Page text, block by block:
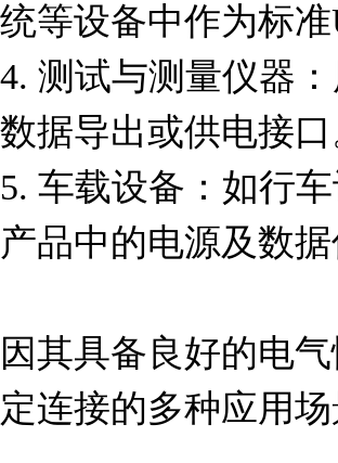
统等设备中作为标
4. 测试与测量仪器
数据导出或供电接口
5. 车载设备：如行
产品中的电源及数
因其具备良好的电
定连接的多种应用场